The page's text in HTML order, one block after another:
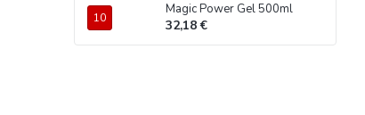
Magic Power Gel 500ml
32,18 €